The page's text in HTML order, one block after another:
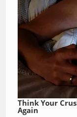
Think Your
Again